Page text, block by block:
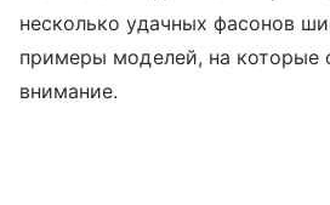
несколько удачных фасонов
примеры моделей, на которые
внимание.